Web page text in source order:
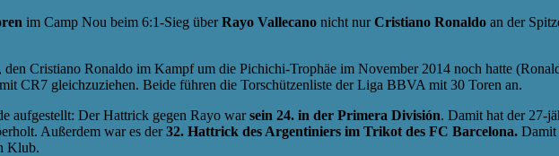
im Camp Nou beim 6:1-Sieg überRayo Vallecano nicht nurCristiano Ronaldo an der
Cristiano Ronaldo im Kampf um die Pichichi-Trophäe im November 2014 noch hatte
CR7 gleichzuziehen. Beide führen die Torschützenliste der Liga BBVA mit 30 Toren an.
aufgestellt: Der Hattrick gegen Rayo warsein 24. in der Primera División. Damit hat der 27-
Außerdem war es der32. Hattrick des Argentiniers im Trikot des FC Barcelona. Damit
Klub.